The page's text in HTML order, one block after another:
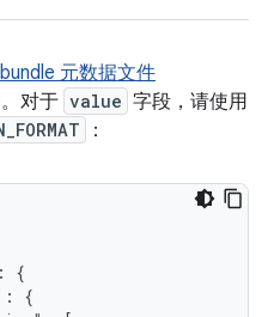
元数据文件
对于 value 字段，请使用
：
:
{
:
{